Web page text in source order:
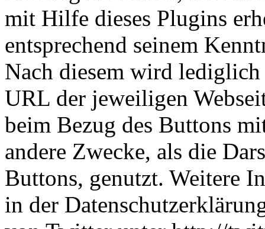
mit Hilfe dieses Plugins
entsprechend seinem
Nach diesem wird
URL der jeweiligen
beim Bezug des Buttons
andere Zwecke, als die
Buttons, genutzt. Weitere
in der